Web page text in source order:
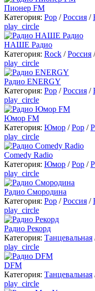
Пионер FM
Категория: Pop /Россия /
play_circle
НАШЕ Радио
Категория: Rock /Россия
play_circle
Радио ENERGY
Категория: Pop /Россия /
play_circle
Юмор FM
Категория: Юмор /Pop /
play_circle
Comedy Radio
Категория: Юмор /Pop /
play_circle
Радио Смородина
Категория: Pop /Россия /
play_circle
Радио Рекорд
Категория: Танцевальная
play_circle
DFM
Категория: Танцевальная
play_circle